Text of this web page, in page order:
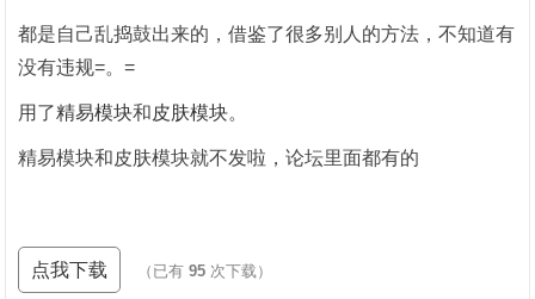
都是自己乱捣鼓出来的，借鉴了很多别人的方法，不知道有
没有违规=。=
用了精易模块和皮肤模块。
精易模块和皮肤模块就不发啦，论坛里面都有的
点我下载 （已有95 次下载）